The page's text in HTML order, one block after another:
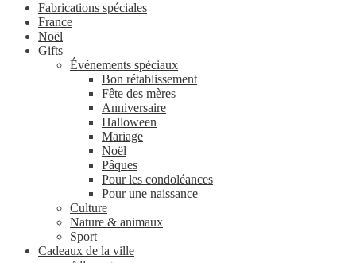
Fabrications spéciales
France
Noël
Gifts
Événements spéciaux
Bon rétablissement
Fête des mères
Anniversaire
Halloween
Mariage
Noël
Pâques
Pour les condoléances
Pour une naissance
Culture
Nature & animaux
Sport
Cadeaux de la ville